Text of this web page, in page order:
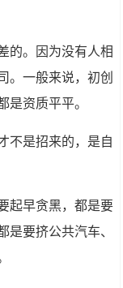
的。因为没有人相
。一般来说，初创
是资质平平。
不是招来的，是自
起早贪黑，都是要
是要挤公共汽车、